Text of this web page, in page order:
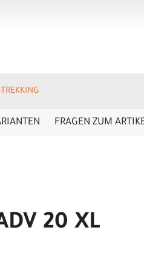
FRAGEN ZUM
20 XL